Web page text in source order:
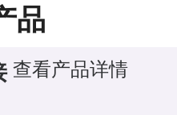
品
查看产品详情